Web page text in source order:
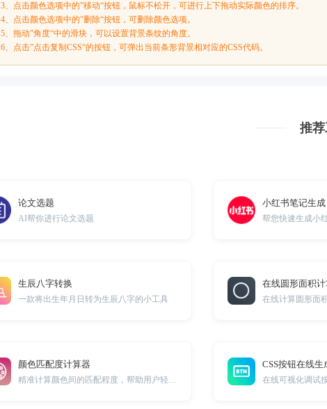
3、点击颜色选项中的”移动“按钮，鼠标不松开，可进行上下拖动实际颜色的排序。
4、点击颜色选项中的”删除“按钮，可删除颜色选项。
5、拖动”角度“中的滑块，可以设置背景条纹的角度。
6、点击”点击复制CSS“的按钮，可弹出当前条形背景相对应的CSS代码。
推
论文选题
AI帮你进行论文选题
小红书笔记生成
帮您快速生成小
生辰八字转换
一款将出生年月日转为生辰八字的小工具
在线圆形面积计
在线计算圆形面
颜色匹配度计算器 CSS按钮在线生
在线可视化调试